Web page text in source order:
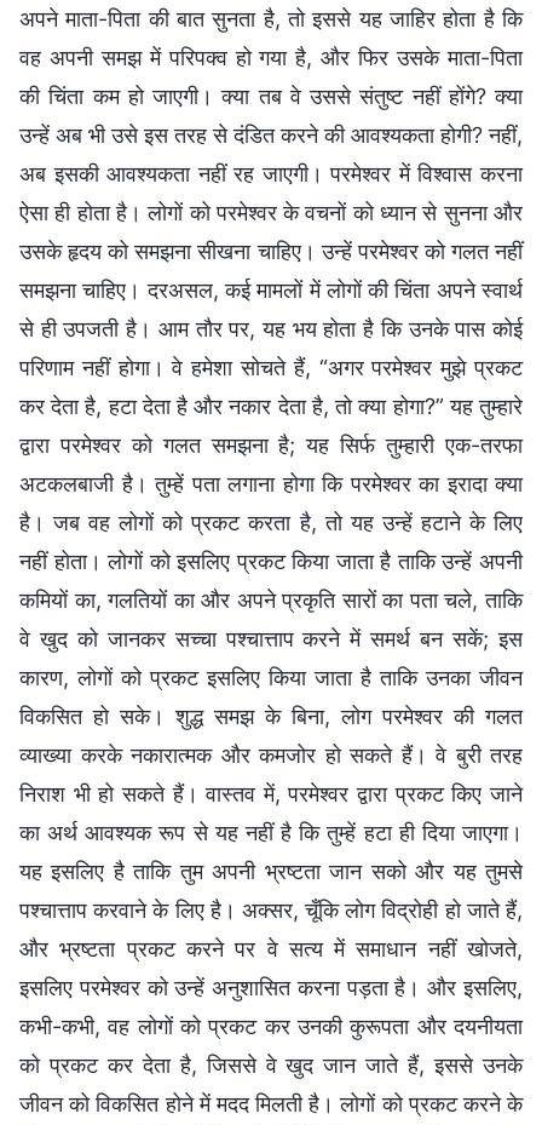
अपने माता-पिता की बात सुनता है, तो इससे यह जाहिर होता है कि
वह अपनी समझ में परिपक्व हो गया है, और फिर उसके माता-पिता
की चिंता कम हो जाएगी। क्या तब वे उससे संतुष्ट नहीं होंगे? क्या
उन्हें अब भी उसे इस तरह से दंडित करने की आवश्यकता होगी? नहीं,
अब इसकी आवश्यकता नहीं रह जाएगी। परमेश्वर में विश्वास करना
ऐसा ही होता है। लोगों को परमेश्वर के वचनों को ध्यान से सुनना और
उसके हृदय को समझना सीखना चाहिए। उन्हें परमेश्वर को गलत नहीं
समझना चाहिए। दरअसल, कई मामलों में लोगों की चिंता अपने स्वार्थ
से ही उपजती है। आम तौर पर, यह भय होता है कि उनके पास कोई
परिणाम नहीं होगा। वे हमेशा सोचते हैं, “अगर परमेश्वर मुझे प्रकट
कर देता है, हटा देता है और नकार देता है, तो क्या होगा?” यह तुम्हारे
द्वारा परमेश्वर को गलत समझना है; यह सिर्फ तुम्हारी एक-तरफा
अटकलबाजी है। तुम्हें पता लगाना होगा कि परमेश्वर का इरादा क्या
है। जब वह लोगों को प्रकट करता है, तो यह उन्हें हटाने के लिए
नहीं होता। लोगों को इसलिए प्रकट किया जाता है ताकि उन्हें अपनी
कमियों का, गलतियों का और अपने प्रकृति सारों का पता चले, ताकि
वे खुद को जानकर सच्चा पश्चात्ताप करने में समर्थ बन सकें; इस
कारण, लोगों को प्रकट इसलिए किया जाता है ताकि उनका जीवन
विकसित हो सके। शुद्ध समझ के बिना, लोग परमेश्वर की गलत
व्याख्या करके नकारात्मक और कमजोर हो सकते हैं। वे बुरी तरह
निराश भी हो सकते हैं। वास्तव में, परमेश्वर द्वारा प्रकट किए जाने
का अर्थ आवश्यक रूप से यह नहीं है कि तुम्हें हटा ही दिया जाएगा।
यह इसलिए है ताकि तुम अपनी भ्रष्टता जान सको और यह तुमसे
पश्चात्ताप करवाने के लिए है। अक्सर, चूँकि लोग विद्रोही हो जाते हैं,
और भ्रष्टता प्रकट करने पर वे सत्य में समाधान नहीं खोजते,
इसलिए परमेश्वर को उन्हें अनुशासित करना पड़ता है। और इसलिए,
कभी-कभी, वह लोगों को प्रकट कर उनकी कुरूपता और दयनीयता
को प्रकट कर देता है, जिससे वे खुद जान जाते हैं, इससे उनके
जीवन को विकसित होने में मदद मिलती है। लोगों को प्रकट करने के